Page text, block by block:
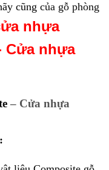
cũng của gỗ phòng
nhựa
Cửa nhựa
– Cửa nhựa